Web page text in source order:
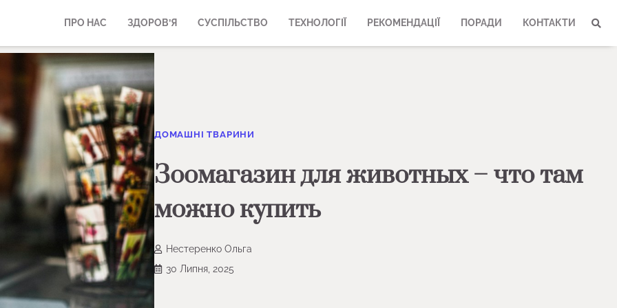
ПРО НАС ЗДОРОВ’Я СУСПІЛЬСТВО ТЕХНОЛОГІЇ РЕКОМЕНДАЦІЇ ПОРАДИ КОНТАКТИ
ДОМАШНІ ТВАРИНИ
Зоомагазин для животных – что там
можно купить
Нестеренко Ольга
30 Липня, 2025